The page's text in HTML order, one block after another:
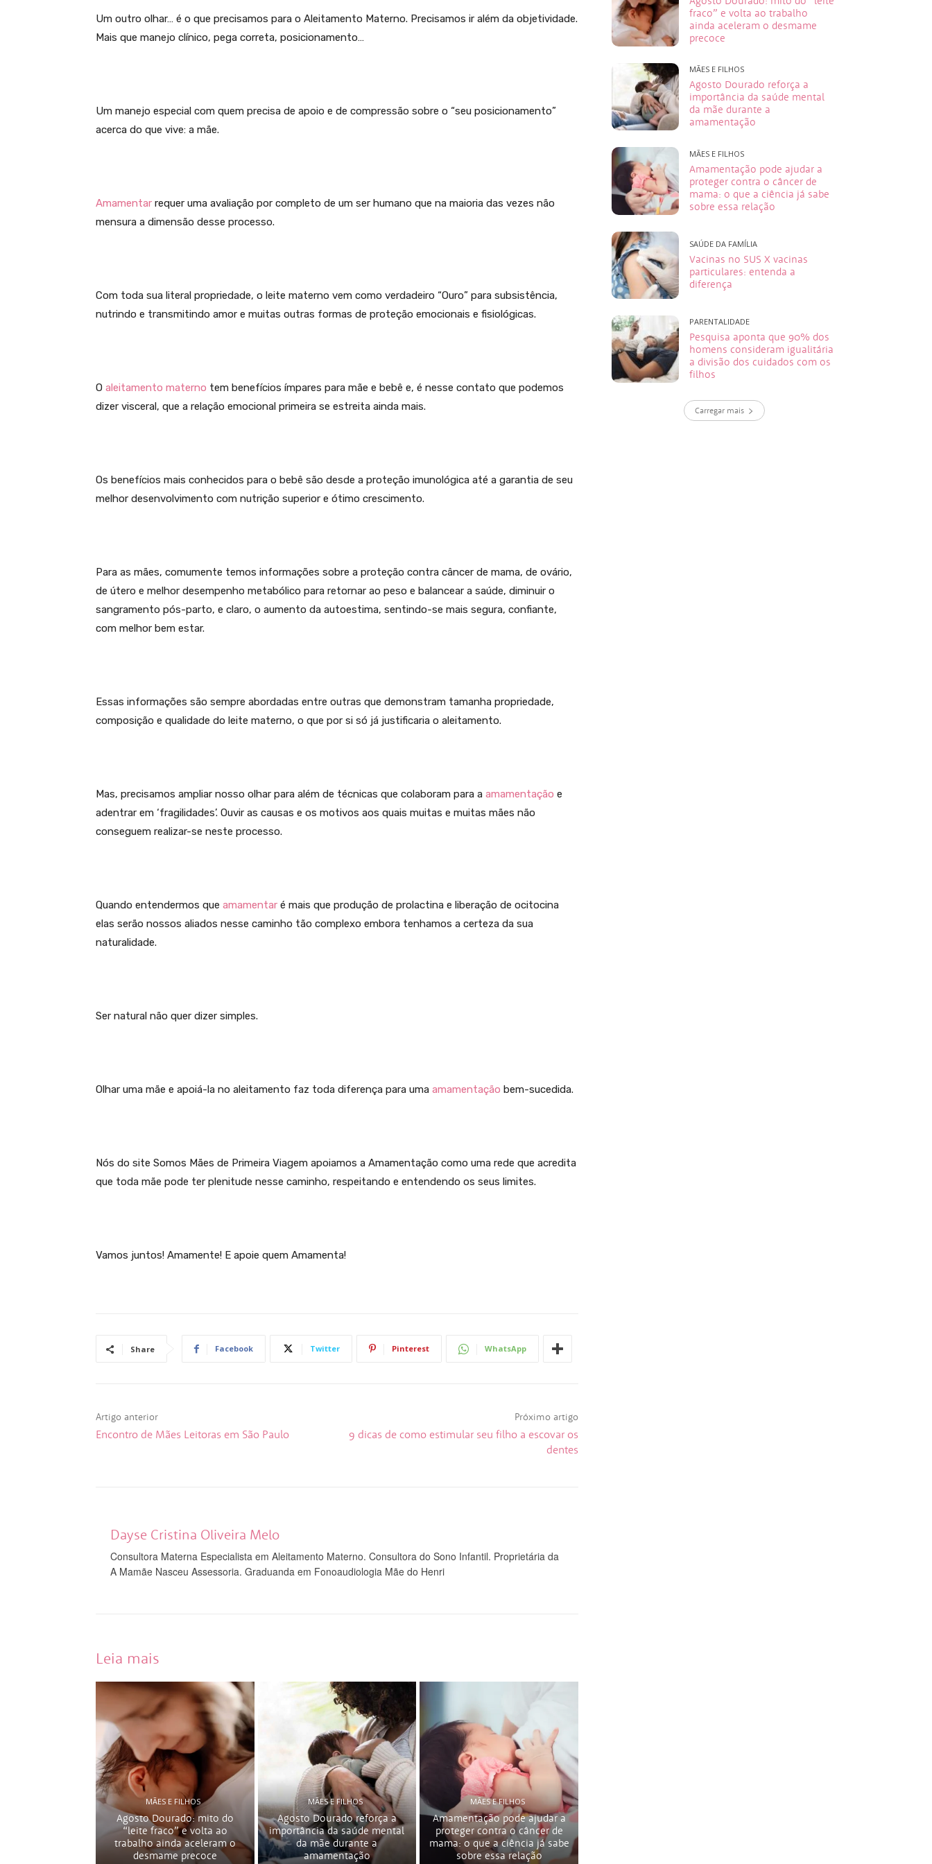
Um outro olhar… é o que precisamos para o Aleitamento Materno. Precisamos ir além da objetividade.
Mais que manejo clínico, pega correta, posicionamento…
Um manejo especial com quem precisa de apoio e de compressão sobre o “seu posicionamento”
acerca do que vive: a mãe.
Amamentar requer uma avaliação por completo de um ser humano que na maioria das vezes não
mensura a dimensão desse processo.
Com toda sua literal propriedade, o leite materno vem como verdadeiro “Ouro” para subsistência,
nutrindo e transmitindo amor e muitas outras formas de proteção emocionais e fisiológicas.
O aleitamento materno tem benefícios ímpares para mãe e bebê e, é nesse contato que podemos
dizer visceral, que a relação emocional primeira se estreita ainda mais.
Os benefícios mais conhecidos para o bebê são desde a proteção imunológica até a garantia de seu
melhor desenvolvimento com nutrição superior e ótimo crescimento.
Para as mães, comumente temos informações sobre a proteção contra câncer de mama, de ovário,
de útero e melhor desempenho metabólico para retornar ao peso e balancear a saúde, diminuir o
sangramento pós-parto, e claro, o aumento da autoestima, sentindo-se mais segura, confiante,
com melhor bem estar.
Essas informações são sempre abordadas entre outras que demonstram tamanha propriedade,
composição e qualidade do leite materno, o que por si só já justificaria o aleitamento.
Mas, precisamos ampliar nosso olhar para além de técnicas que colaboram para a amamentação e
adentrar em ‘fragilidades’. Ouvir as causas e os motivos aos quais muitas e muitas mães não
conseguem realizar-se neste processo.
Quando entendermos que amamentar é mais que produção de prolactina e liberação de ocitocina
elas serão nossos aliados nesse caminho tão complexo embora tenhamos a certeza da sua
naturalidade.
Ser natural não quer dizer simples.
Olhar uma mãe e apoiá-la no aleitamento faz toda diferença para uma amamentação bem-sucedida.
Nós do site Somos Mães de Primeira Viagem apoiamos a Amamentação como uma rede que acredita
que toda mãe pode ter plenitude nesse caminho, respeitando e entendendo os seus limites.
Vamos juntos! Amamente! E apoie quem Amamenta!
Share Facebook Twitter Pinterest WhatsApp
Artigo anterior
Encontro de Mães Leitoras em São Paulo
Próximo artigo
9 dicas de como estimular seu filho a escovar os
dentes
Dayse Cristina Oliveira Melo
Consultora Materna Especialista em Aleitamento Materno. Consultora do Sono Infantil. Proprietária da
A Mamãe Nasceu Assessoria. Graduanda em Fonoaudiologia Mãe do Henri
Leia mais
MÃES E FILHOS
Agosto Dourado: mito do
“leite fraco” e volta ao
trabalho ainda aceleram o
desmame precoce
MÃES E FILHOS
Agosto Dourado reforça a
importância da saúde mental
da mãe durante a
amamentação
MÃES E FILHOS
Amamentação pode ajudar a
proteger contra o câncer de
mama: o que a ciência já sabe
sobre essa relação
fraco” e volta ao trabalho
ainda aceleram o desmame
precoce
MÃES E FILHOS
Agosto Dourado reforça a
importância da saúde mental
da mãe durante a
amamentação
MÃES E FILHOS
Amamentação pode ajudar a
proteger contra o câncer de
mama: o que a ciência já sabe
sobre essa relação
SAÚDE DA FAMÍLIA
Vacinas no SUS X vacinas
particulares: entenda a
diferença
PARENTALIDADE
Pesquisa aponta que 90% dos
homens consideram igualitária
a divisão dos cuidados com os
filhos
Carregar mais